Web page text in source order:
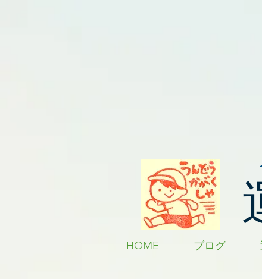
HOME ブログ